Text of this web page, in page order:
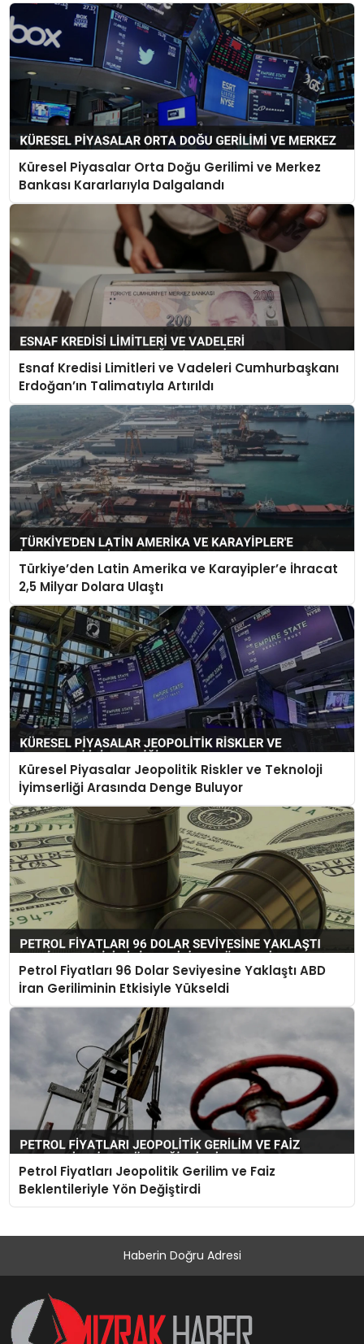
Küresel Piyasalar Orta Doğu Gerilimi ve Merkez
Bankası Kararlarıyla Dalgalandı
Esnaf Kredisi Limitleri ve Vadeleri Cumhurbaşkanı
Erdoğan’ın Talimatıyla Artırıldı
Türkiye’den Latin Amerika ve Karayipler’e İhracat
2,5 Milyar Dolara Ulaştı
Küresel Piyasalar Jeopolitik Riskler ve Teknoloji
İyimserliği Arasında Denge Buluyor
Petrol Fiyatları 96 Dolar Seviyesine Yaklaştı ABD
İran Geriliminin Etkisiyle Yükseldi
Petrol Fiyatları Jeopolitik Gerilim ve Faiz
Beklentileriyle Yön Değiştirdi
Haberin Doğru Adresi